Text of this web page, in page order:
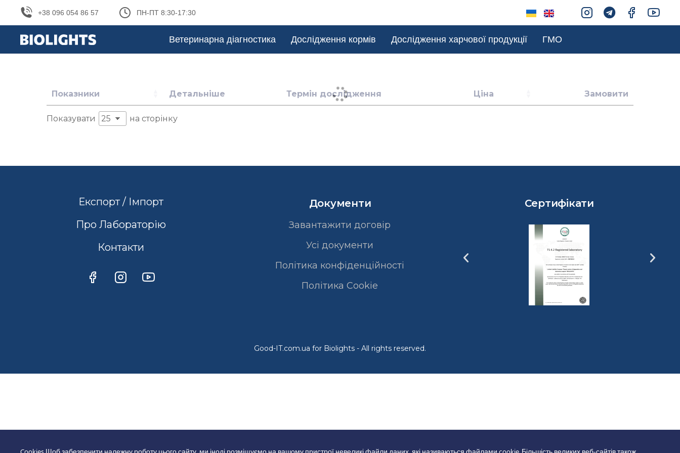
+38 096 054 86 57 ПН-ПТ 8:30-17:30
Ветеринарна діагностика Дослідження кормів Дослідження харчової продукції ГМО
Показники Детальніше Термін дослідження Ціна Замовити
Показувати на сторінку
Експорт / Імпорт
Про Лабораторію
Контакти
Документи
Завантажити договір
Усі документи
Політика конфіденційності
Полiтика Cookie
Сертифікати
Good-IT.com.ua for Biolights - All rights reserved.